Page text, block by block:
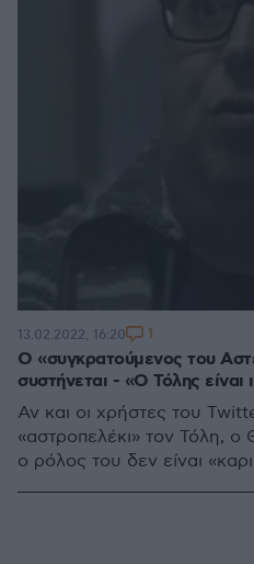
Ο «συγκρατούμενος του
συστήνεται - «Ο Τόλης είναι
Αν και οι χρήστες του
«αστροπελέκι» τον Τόλη, ο
ο ρόλος του δεν είναι
13.02.2022, 16:20 1